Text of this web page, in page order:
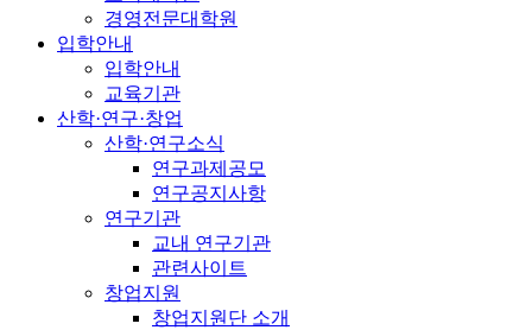
경영전문대학원
입학안내
입학안내
교육기관
산학·연구·창업
산학·연구소식
연구과제공모
연구공지사항
연구기관
교내 연구기관
관련사이트
창업지원
창업지원단 소개